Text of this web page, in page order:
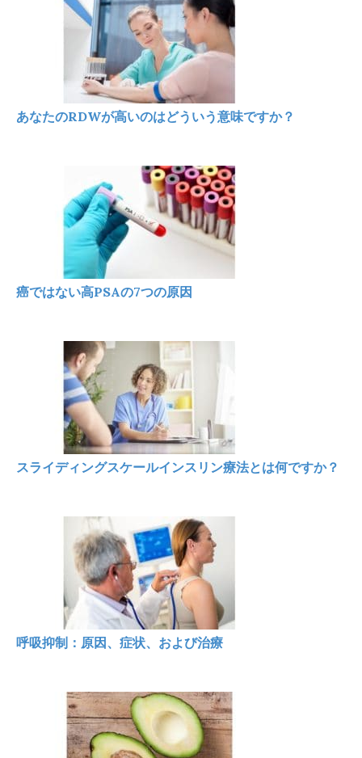
あなたのRDWが高いのはどういう意味ですか？
癌ではない高PSAの7つの原因
スライディングスケールインスリン療法とは何ですか？
呼吸抑制：原因、症状、および治療